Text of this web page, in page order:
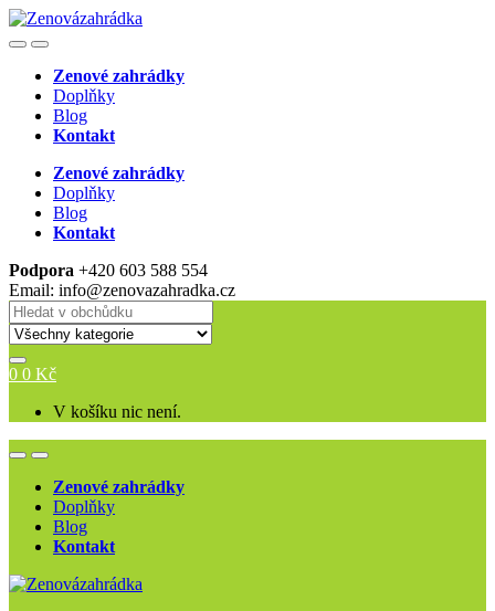
Skip
to
Skip
to
OpenClose
Zenové zahrádky
Doplňky
Blog
Kontakt
Zenové zahrádky
Doplňky
Blog
Kontakt
Podpora +420 603 588 554
Email: info@zenovazahradka.cz
Search
for:
0 0 Kč
V košíku nic není.
OpenClose
Zenové zahrádky
Doplňky
Blog
Kontakt